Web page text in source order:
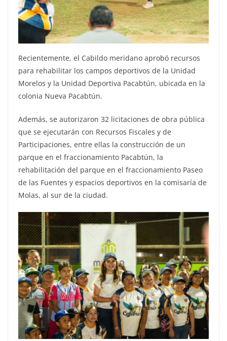
Recientemente, el Cabildo meridano aprobó recursos
para rehabilitar los campos deportivos de la Unidad
Morelos y la Unidad Deportiva Pacabtún, ubicada en la
colonia Nueva Pacabtún.
Además, se autorizaron 32 licitaciones de obra pública
que se ejecutarán con Recursos Fiscales y de
Participaciones, entre ellas la construcción de un
parque en el fraccionamiento Pacabtún, la
rehabilitación del parque en el fraccionamiento Paseo
de las Fuentes y espacios deportivos en la comisaría de
Molas, al sur de la ciudad.